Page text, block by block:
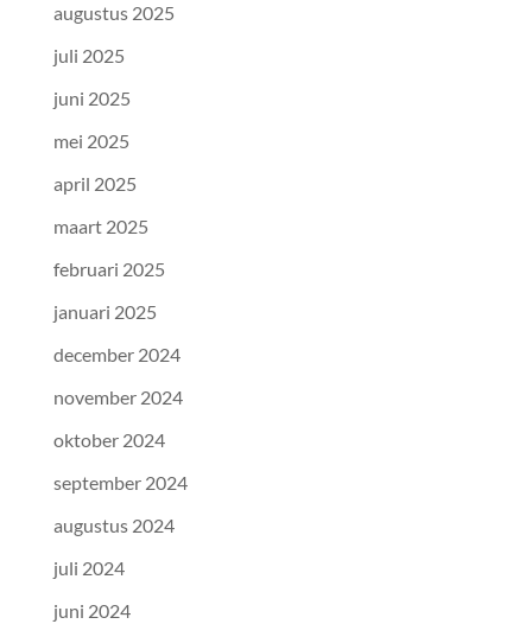
augustus 2025
juli 2025
juni 2025
mei 2025
april 2025
maart 2025
februari 2025
januari 2025
december 2024
november 2024
oktober 2024
september 2024
augustus 2024
juli 2024
juni 2024